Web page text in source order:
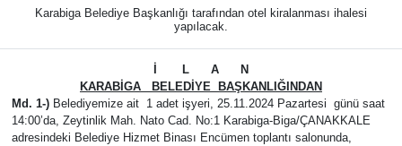
Karabiga Belediye Başkanlığı tarafından otel kiralanması ihalesi
yapılacak.
İ L A N
KARABİGA BELEDİYE BAŞKANLIĞINDAN
Md. 1-)Belediyemize ait 1 adet işyeri, 25.11.2024 Pazartesi günü saat
14:00’da, Zeytinlik Mah. Nato Cad. No:1 Karabiga-Biga/ÇANAKKALE
adresindeki Belediye Hizmet Binası Encümen toplantı salonunda,
Kültür ve Sanat
Resmi İlanlar
Son Dakika Haberleri